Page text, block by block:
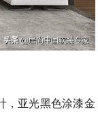
，亚光黑色涂漆金